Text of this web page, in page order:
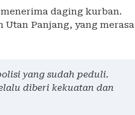
daging kurban.
Utan Panjang, yang merasa
yang sudah peduli.
diberi kekuatan dan